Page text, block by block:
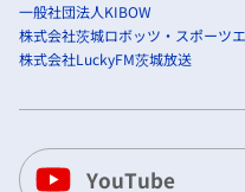
一般社団法人KIBOW
株式会社茨城ロボッツ・スポーツ
株式会社LuckyFM茨城放送
YouTube